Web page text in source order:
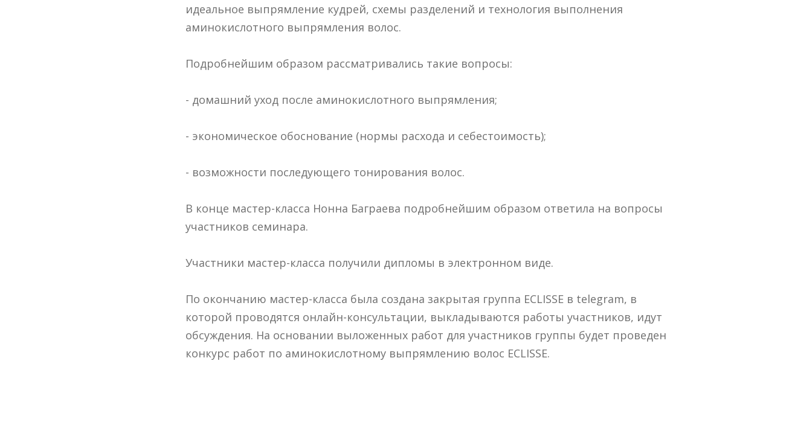
идеальное выпрямление кудрей, схемы разделений и технология выполнения
аминокислотного выпрямления волос.
Подробнейшим образом рассматривались такие вопросы:
- домашний уход после аминокислотного выпрямления;
- экономическое обоснование (нормы расхода и себестоимость);
- возможности последующего тонирования волос.
В конце мастер-класса Нонна Баграева подробнейшим образом ответила на вопросы
участников семинара.
Участники мастер-класса получили дипломы в электронном виде.
По окончанию мастер-класса была создана закрытая группа ECLISSE в telegram, в
которой проводятся онлайн-консультации, выкладываются работы участников, идут
обсуждения. На основании выложенных работ для участников группы будет проведен
конкурс работ по аминокислотному выпрямлению волос ECLISSE.